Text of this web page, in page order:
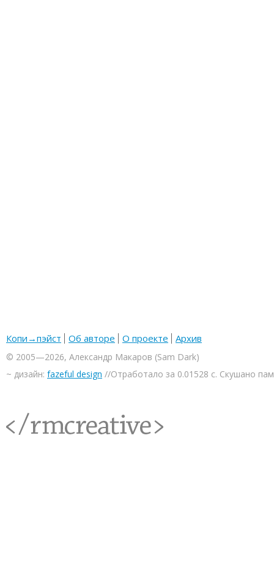
Копи→пэйст Об авторе О проекте Архив
© 2005—2026, Александр Макаров (Sam Dark)
~ дизайн: fazeful design //Отработало за 0.01528 с. Скушано
<rmcreative/>